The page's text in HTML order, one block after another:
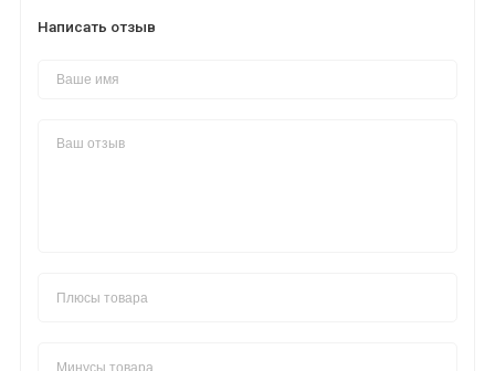
Написать отзыв